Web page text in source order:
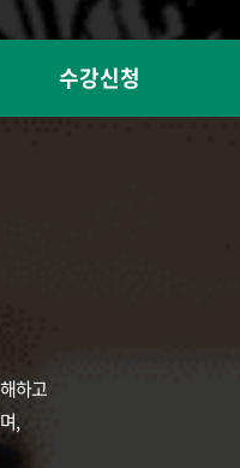
수강신청
하고
,